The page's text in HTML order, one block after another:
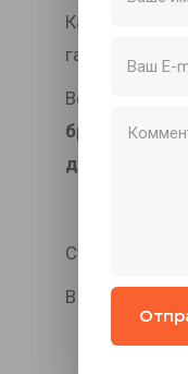
Каркас
гаек.
Верх
бронзовый,
дешевле!
Столешница
В комплект